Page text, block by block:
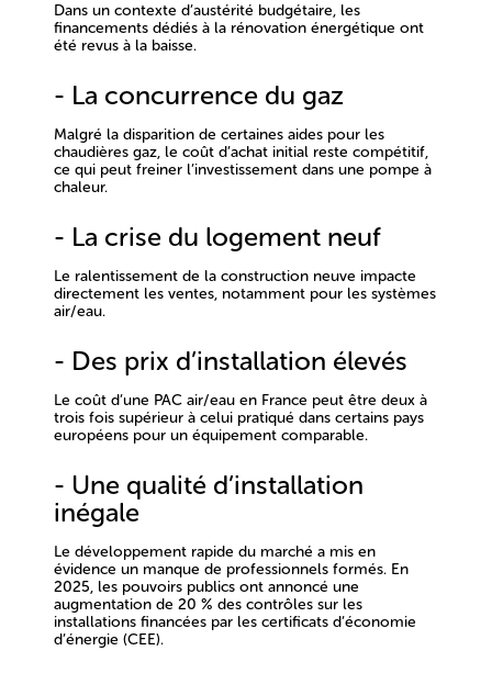
Dans un contexte d’austérité budgétaire, les
financements dédiés à la rénovation énergétique ont
été revus à la baisse.
- La concurrence du gaz
Malgré la disparition de certaines aides pour les
chaudières gaz, le coût d’achat initial reste compétitif,
ce qui peut freiner l’investissement dans une pompe à
chaleur.
- La crise du logement neuf
Le ralentissement de la construction neuve impacte
directement les ventes, notamment pour les systèmes
air/eau.
- Des prix d’installation élevés
Le coût d’une PAC air/eau en France peut être deux à
trois fois supérieur à celui pratiqué dans certains pays
européens pour un équipement comparable.
- Une qualité d’installation
inégale
Le développement rapide du marché a mis en
évidence un manque de professionnels formés. En
2025, les pouvoirs publics ont annoncé une
augmentation de 20 % des contrôles sur les
installations financées par les certificats d’économie
d’énergie (CEE).